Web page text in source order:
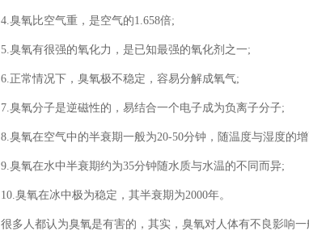
4.臭氧比空气重，是空气的1.658倍;
5.臭氧有很强的氧化力，是已知最强的氧化剂之一;
6.正常情况下，臭氧极不稳定，容易分解成氧气;
7.臭氧分子是逆磁性的，易结合一个电子成为负离子分子;
8.臭氧在空气中的半衰期一般为20-50分钟，随温度与湿度的
9.臭氧在水中半衰期约为35分钟随水质与水温的不同而异;
10.臭氧在冰中极为稳定，其半衰期为2000年。
很多人都认为臭氧是有害的，其实，臭氧对人体有不良影响